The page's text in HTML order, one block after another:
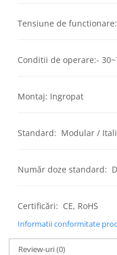
Tensiune de functionare:
Conditii de operare:-
Montaj: Ingropat
Standard: Modular /
Număr doze standard:
Certificări: CE, RoHS
Informatii conformitate
Review-uri(0)